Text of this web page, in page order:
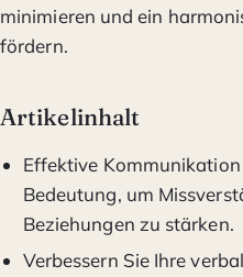
minimieren und ein
fördern.
Artikelinhalt
Effektive
Bedeutung, um
Beziehungen zu stärken.
Verbessern Sie Ihre